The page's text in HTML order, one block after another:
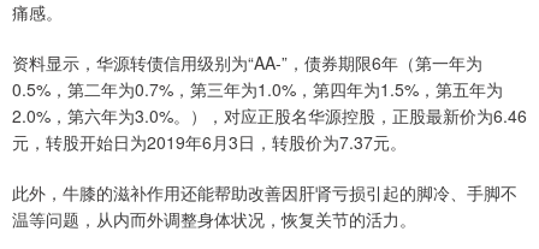
痛感。
资料显示，华源转债信用级别为“AA-”，债券期限6年（第一年为
0.5%，第二年为0.7%，第三年为1.0%，第四年为1.5%，第五年为
2.0%，第六年为3.0%。），对应正股名华源控股，正股最新价为6.46
元，转股开始日为2019年6月3日，转股价为7.37元。
此外，牛膝的滋补作用还能帮助改善因肝肾亏损引起的脚冷、手脚不
温等问题，从内而外调整身体状况，恢复关节的活力。